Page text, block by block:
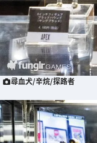
尋血犬/辛烷/探路者